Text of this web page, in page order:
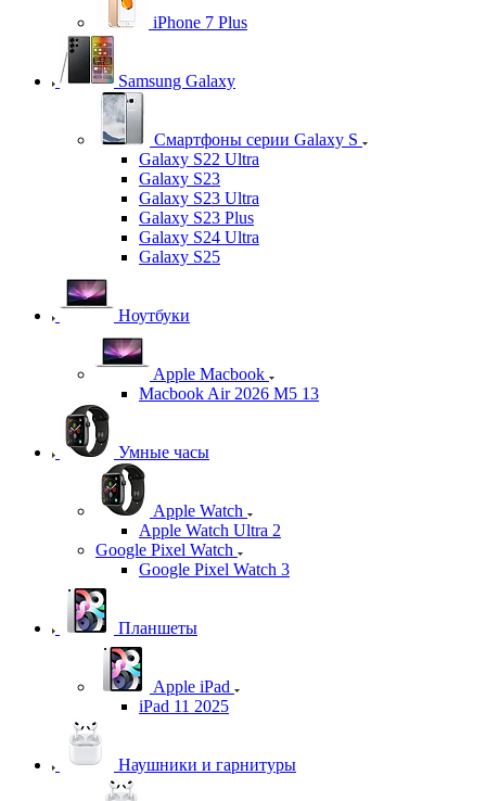
iPhone 7 Plus
Samsung Galaxy
Смартфоны серии Galaxy S
Galaxy S22 Ultra
Galaxy S23
Galaxy S23 Ultra
Galaxy S23 Plus
Galaxy S24 Ultra
Galaxy S25
Ноутбуки
Apple Macbook
Macbook Air 2026 M5 13
Умные часы
Apple Watch
Apple Watch Ultra 2
Google Pixel Watch
Google Pixel Watch 3
Планшеты
Apple iPad
iPad 11 2025
Наушники и гарнитуры